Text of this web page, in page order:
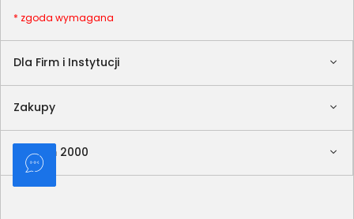
Dla Firm i Instytucji
Zakupy
Delkom 2000
* zgoda wymagana